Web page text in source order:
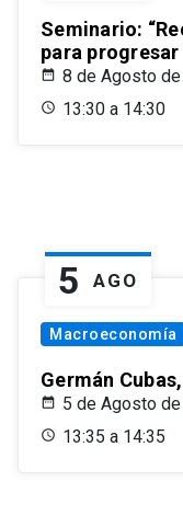
Seminario:
para progresar
8 de Agosto
13:30 a 14:30
5 AGO
Macroeconomía
Germán
5 de Agosto
13:35 a 14:35